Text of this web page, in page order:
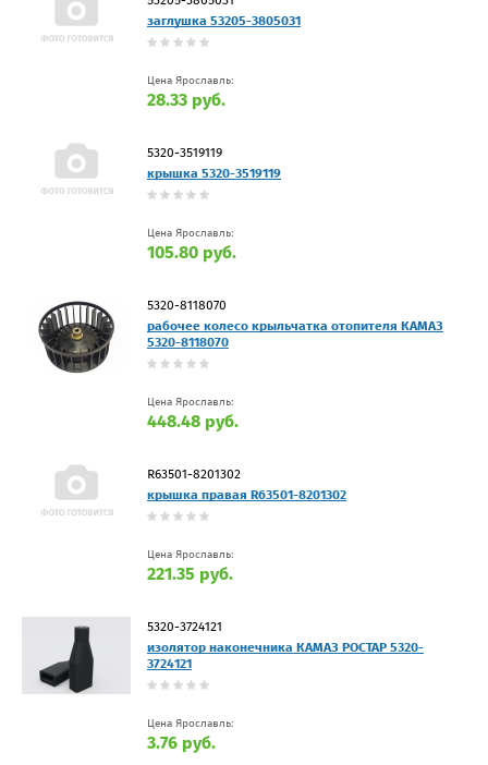
заглушка 53205-3805031
Цена Ярославль:
28.33 руб.
5320-3519119
крышка 5320-3519119
Цена Ярославль:
105.80 руб.
5320-8118070
рабочее колесо крыльчатка отопителя КАМАЗ
5320-8118070
Цена Ярославль:
448.48 руб.
R63501-8201302
крышка правая R63501-8201302
Цена Ярославль:
221.35 руб.
5320-3724121
изолятор наконечника КАМАЗ РОСТАР 5320-
3724121
Цена Ярославль:
3.76 руб.